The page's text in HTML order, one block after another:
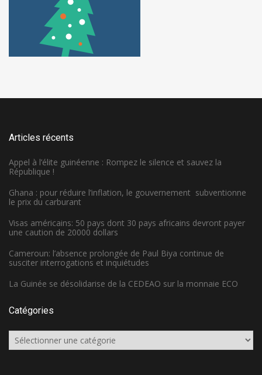
Articles récents
Appel à l’élite guinéenne : Rompez le silence et sauvez la
République !
Ghana : pour réduire l’inflation, le gouvernement subventionne
le prix du carburant
Visas américains: 50 pays dont 30 pays africains devront payer
une caution de 20000 dollars
Cameroun: l’absence prolongée de Paul Biya continue de
susciter interrogations et inquiétudes
La Guinée se désolidarise de la CEDEAO sur la monnaie ECO
Catégories
Catégories